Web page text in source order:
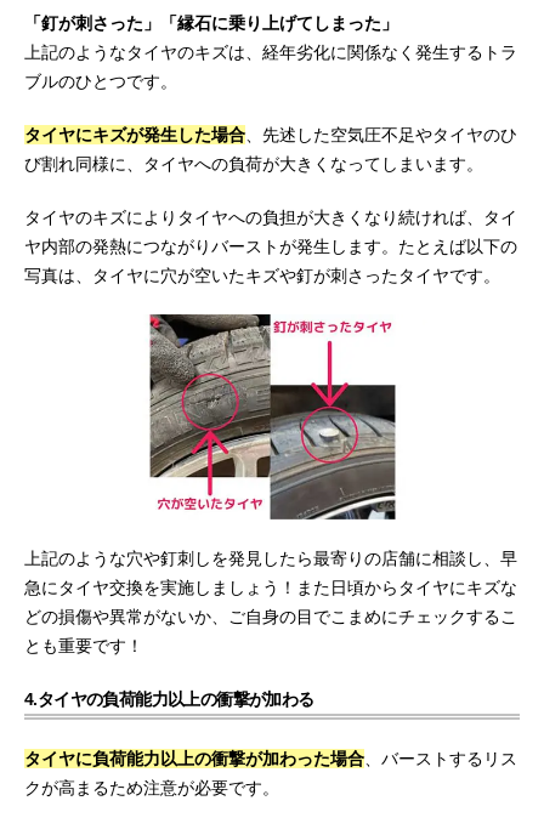
「釘が刺さった」「縁石に乗り上げてしまった」
上記のようなタイヤのキズは、経年劣化に関係なく発生するトラ
ブルのひとつです。
タイヤにキズが発生した場合 、先述した空気圧不足やタイヤのひ
び割れ同様に、タイヤへの負荷が大きくなってしまいます。
タイヤのキズによりタイヤへの負担が大きくなり続ければ、タイ
ヤ内部の発熱につながりバーストが発生します。たとえば以下の
写真は、タイヤに穴が空いたキズや釘が刺さったタイヤです。
上記のような穴や釘刺しを発見したら最寄りの店舗に相談し、早
急にタイヤ交換を実施しましょう！また日頃からタイヤにキズな
どの損傷や異常がないか、ご自身の目でこまめにチェックするこ
とも重要です！
4.タイヤの負荷能力以上の衝撃が加わる
タイヤに負荷能力以上の衝撃が加わった場合 、バーストするリス
クが高まるため注意が必要です。